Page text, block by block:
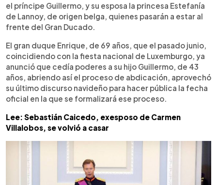
el príncipe Guillermo, y su esposa la princesa Estefanía
de Lannoy, de origen belga, quienes pasarán a estar al
frente del Gran Ducado.
El gran duque Enrique, de 69 años, que el pasado junio,
coincidiendo con la fiesta nacional de Luxemburgo, ya
anunció que cedía poderes a su hijo Guillermo, de 43
años, abriendo así el proceso de abdicación, aprovechó
su último discurso navideño para hacer pública la fecha
oficial en la que se formalizará ese proceso.
Lee: Sebastián Caicedo, exesposo de Carmen
Villalobos, se volvió a casar